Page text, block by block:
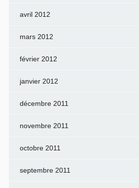
avril 2012
mars 2012
février 2012
janvier 2012
décembre 2011
novembre 2011
octobre 2011
septembre 2011